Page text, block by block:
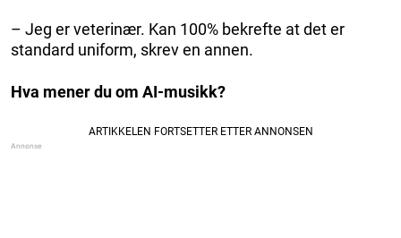
– Jeg er veterinær. Kan 100% bekrefte at det er
standard uniform, skrev en annen.
Hva mener du om AI-musikk?